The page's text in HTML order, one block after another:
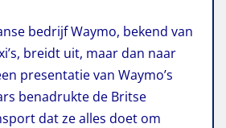
bedrijf Waymo, bekend van
breidt uit, maar dan naar
presentatie van Waymo’s
benadrukte de Britse
dat ze alles doet om